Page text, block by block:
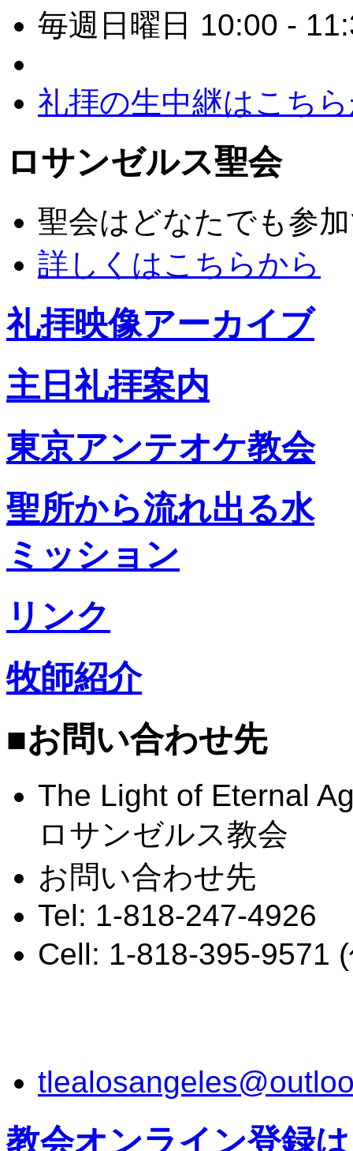
毎週日曜日 10:00 -
礼拝の生中継はこち
ロサンゼルス聖会
聖会はどなたでも参
詳しくはこちらから
礼拝映像アーカイブ
主日礼拝案内
東京アンテオケ教会
聖所から流れ出る水
ミッション
リンク
牧師紹介
■お問い合わせ先
The Light of Eternal
ロサンゼルス教会
お問い合わせ先
Tel: 1-818-247-4926
Cell: 1-818-395-9571
教会オンライン登録